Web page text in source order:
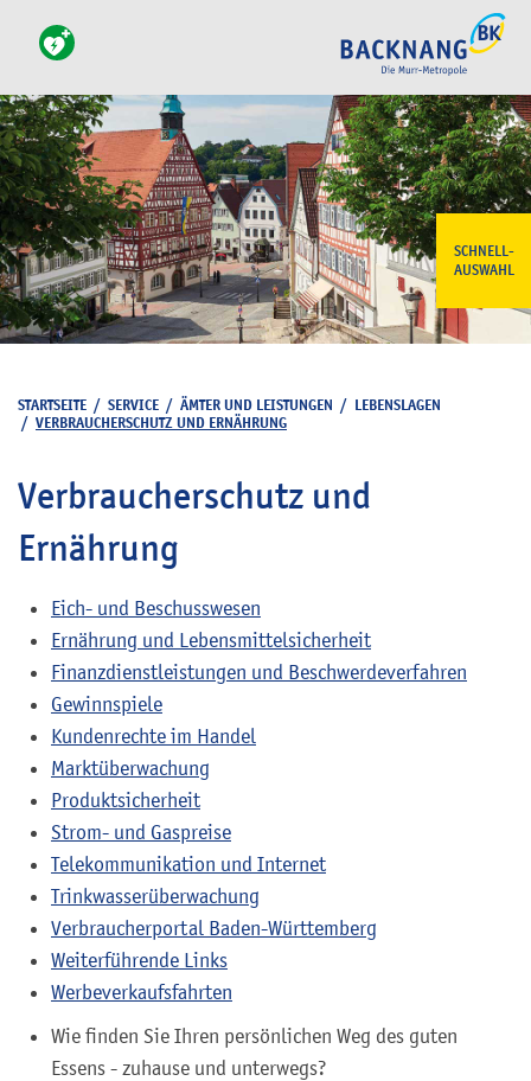
SCHNELL-
AUSWAHL
STARTSEITE / SERVICE / ÄMTER UND LEISTUNGEN / LEBENSLAGEN
/ VERBRAUCHERSCHUTZ UND ERNÄHRUNG
Verbraucherschutz und
Ernährung
Eich- und Beschusswesen
Ernährung und Lebensmittelsicherheit
Finanzdienstleistungen und Beschwerdeverfahren
Gewinnspiele
Kundenrechte im Handel
Marktüberwachung
Produktsicherheit
Strom- und Gaspreise
Telekommunikation und Internet
Trinkwasserüberwachung
Verbraucherportal Baden-Württemberg
Weiterführende Links
Werbeverkaufsfahrten
Wie finden Sie Ihren persönlichen Weg des guten
Essens - zuhause und unterwegs?